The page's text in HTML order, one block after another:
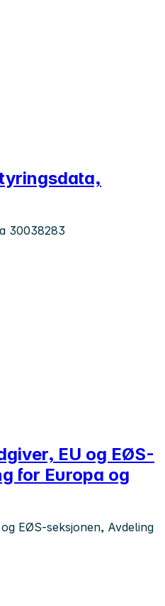
30038283
EU og EØS-
for Europa og
EØS-seksjonen, Avdeling